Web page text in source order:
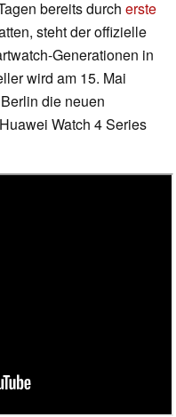
bereits durch erste
steht der offizielle
Generationen in
wird am 15. Mai
die neuen
Watch 4 Series